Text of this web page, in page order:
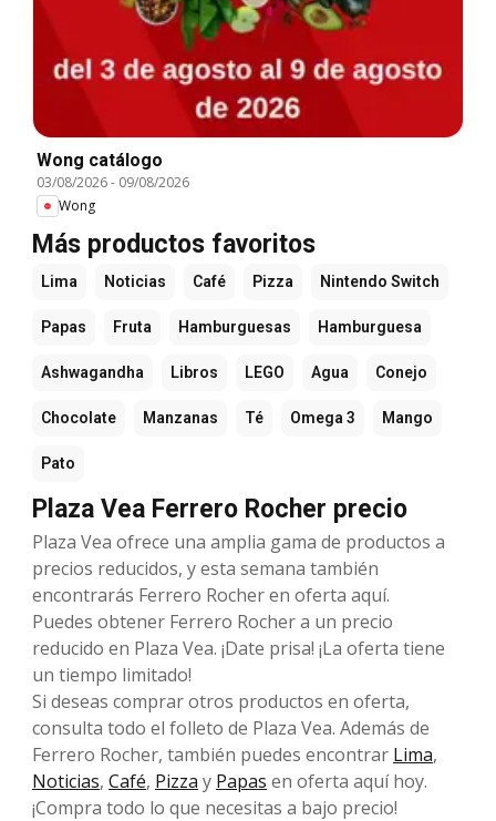
Wong catálogo
03/08/2026- 09/08/2026
Wong
Más productos favoritos
Lima Noticias Café Pizza Nintendo Switch
Papas Fruta Hamburguesas Hamburguesa
Ashwagandha Libros LEGO Agua Conejo
Chocolate Manzanas Té Omega 3 Mango
Pato
Plaza Vea Ferrero Rocher precio
Plaza Vea ofrece una amplia gama de productos a
precios reducidos, y esta semana también
encontrarás Ferrero Rocher en oferta aquí.
Puedes obtener Ferrero Rocher a un precio
reducido en Plaza Vea. ¡Date prisa! ¡La oferta tiene
un tiempo limitado!
Si deseas comprar otros productos en oferta,
consulta todo el folleto de Plaza Vea. Además de
Ferrero Rocher, también puedes encontrar Lima,
Noticias, Café, Pizza y Papas en oferta aquí hoy.
¡Compra todo lo que necesitas a bajo precio!